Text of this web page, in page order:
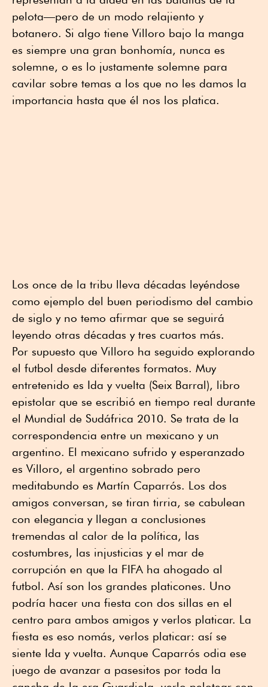
pelota—pero de un modo relajiento y
botanero. Si algo tiene Villoro bajo la manga
es siempre una gran bonhomía, nunca es
solemne, o es lo justamente solemne para
cavilar sobre temas a los que no les damos la
importancia hasta que él nos los platica.
Los once de la tribu lleva décadas leyéndose
como ejemplo del buen periodismo del cambio
de siglo y no temo afirmar que se seguirá
leyendo otras décadas y tres cuartos más.
Por supuesto que Villoro ha seguido explorando
el futbol desde diferentes formatos. Muy
entretenido es Ida y vuelta (Seix Barral), libro
epistolar que se escribió en tiempo real durante
el Mundial de Sudáfrica 2010. Se trata de la
correspondencia entre un mexicano y un
argentino. El mexicano sufrido y esperanzado
es Villoro, el argentino sobrado pero
meditabundo es Martín Caparrós. Los dos
amigos conversan, se tiran tirria, se cabulean
con elegancia y llegan a conclusiones
tremendas al calor de la política, las
costumbres, las injusticias y el mar de
corrupción en que la FIFA ha ahogado al
futbol. Así son los grandes platicones. Uno
podría hacer una fiesta con dos sillas en el
centro para ambos amigos y verlos platicar. La
fiesta es eso nomás, verlos platicar: así se
siente Ida y vuelta. Aunque Caparrós odia ese
juego de avanzar a pasesitos por toda la